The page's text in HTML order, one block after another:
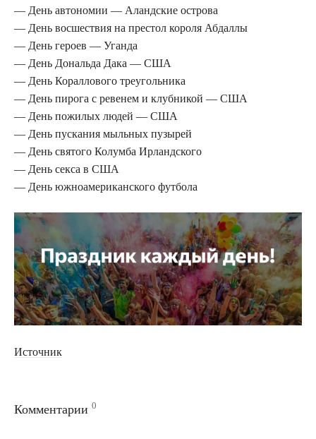
— День автономии — Аландские острова
— День восшествия на престол короля Абдаллы
— День героев — Уганда
— День Дональда Дака — США
— День Кораллового треугольника
— День пирога с ревенем и клубникой — США
— День пожилых людей — США
— День пускания мыльных пузырей
— День святого Колумба Ирландского
— День секса в США
— День южноамериканского футбола
Источник
Комментарии 0